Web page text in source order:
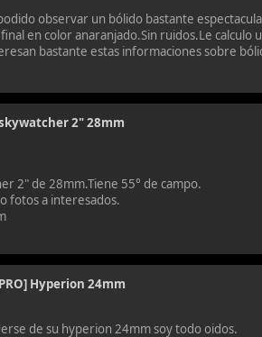
observar un bólido bastante
en color anaranjado.Sin ruidos.Le calculo
bastante estas informaciones sobre
2" 28mm
2" de 28mm.Tiene 55° de campo.
fotos a interesados.
Hyperion 24mm
de su hyperion 24mm soy todo oidos.